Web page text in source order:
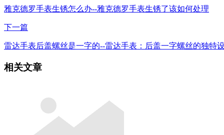
雅克德罗手表生锈怎么办--雅克德罗手表生锈了该如何处理
下一篇
雷达手表后盖螺丝是一字的--雷达手表：后盖一字螺丝的独特
相关文章